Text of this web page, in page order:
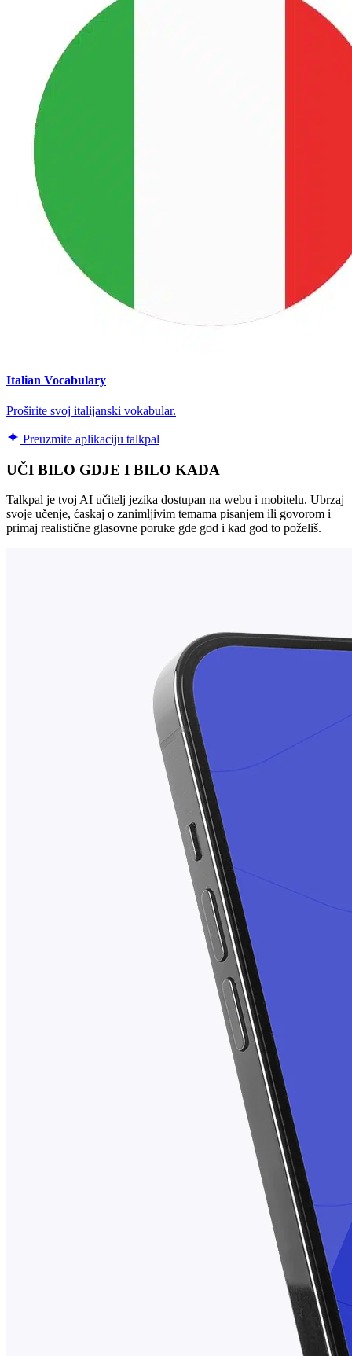
Italian Vocabulary
Proširite svoj italijanski vokabular.
Preuzmite aplikaciju talkpal
UČI BILO GDJE I BILO KADA
Talkpal je tvoj AI učitelj jezika dostupan na webu i mobitelu. Ubrzaj
svoje učenje, ćaskaj o zanimljivim temama pisanjem ili govorom i
primaj realistične glasovne poruke gde god i kad god to poželiš.